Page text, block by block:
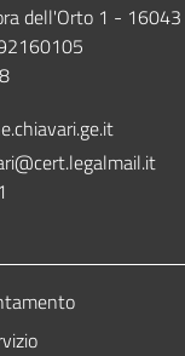
dell'Orto 1 - 16043